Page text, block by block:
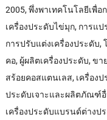
2005, พึ่งพาเทคโนโลยีเพื่
เครื่องประดับไข่มุก, การแ
การปรับแต่งเครื่องประดับ,
คอ, ผู้ผลิตเครื่องประดับ, ขา
สร้อยคอสแตนเลส, เครื่อง
ประดับเจาะและผลิตภัณฑ์อื่
เครื่องประดับแบรนด์ต่างป